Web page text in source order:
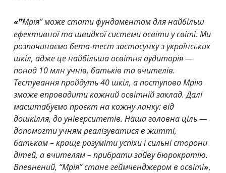
«”Мрія” може стати фундаментом для найбільш
ефективної та швидкої системи освіти у світі. Ми
розпочинаємо бета-тест застосунку з українських
шкіл, адже це найбільша освітня аудиторія —
понад 10 млн учнів, батьків та вчителів.
Тестування пройдуть 40 шкіл, а поступово Мрію
зможе впровадити кожний освітній заклад. Далі
масштабуємо проєкт на кожну ланку: від
дошкілля, до університетів. Наша головна ціль —
допомогти учням реалізуватися в житті,
батькам – краще розуміти успіхи і сильні сторони
дітей, а вчителям – прибрати зайву бюрократію.
Впевнений, “Мрія” стане геймченджером в освіті»,